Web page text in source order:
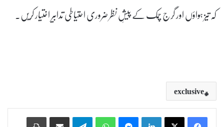
کہ تیز ہواؤں اور گرج چمک کے پیشِ نظر ضروری احتیاطی تدابیر اختیار کریں۔
exclusive
LinkedIn
WhatsApp
Telegram